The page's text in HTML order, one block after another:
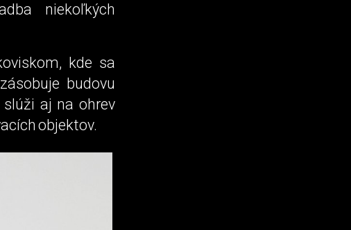
niekoľkých
kde sa
budovu
aj na ohrev
objektov.